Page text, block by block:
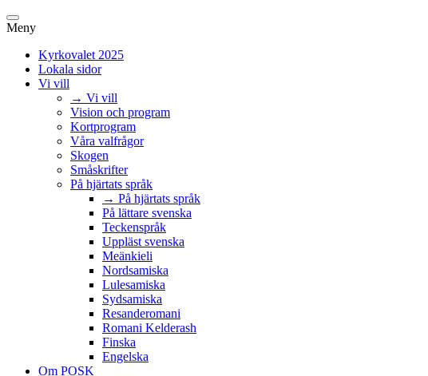
Meny
Kyrkovalet 2025
Lokala sidor
Vi vill
→ Vi vill
Vision och program
Kortprogram
Våra valfrågor
Skogen
Småskrifter
På hjärtats språk
→ På hjärtats språk
På lättare svenska
Teckenspråk
Uppläst svenska
Meänkieli
Nordsamiska
Lulesamiska
Sydsamiska
Resanderomani
Romani Kelderash
Finska
Engelska
Om POSK